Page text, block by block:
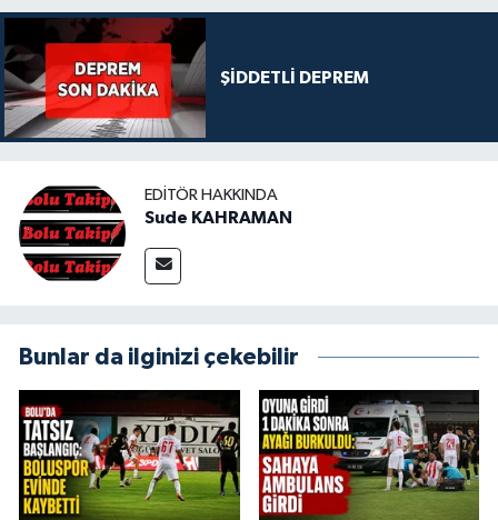
ŞİDDETLİ DEPREM
EDITÖR HAKKINDA
Sude KAHRAMAN
Bunlar da ilginizi çekebilir